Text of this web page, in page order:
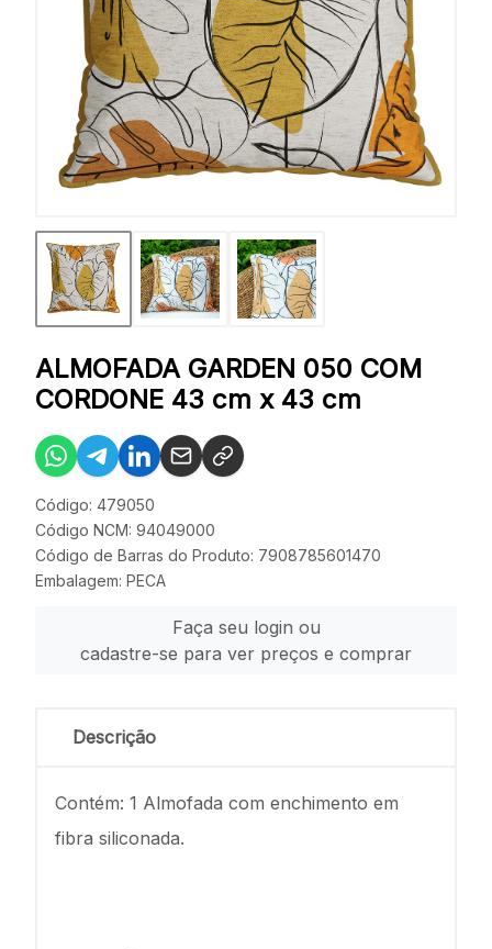
ALMOFADA GARDEN 050 COM
CORDONE 43 cm x 43 cm
Código: 479050
Código NCM: 94049000
Código de Barras do Produto: 7908785601470
Embalagem: PECA
Faça seu login ou
cadastre-se para ver preços e comprar
Descrição
Contém: 1 Almofada com enchimento em
fibra siliconada.